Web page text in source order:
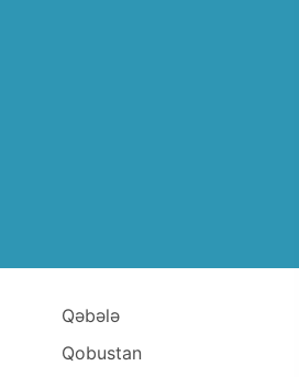
Qəbələ
Qobustan